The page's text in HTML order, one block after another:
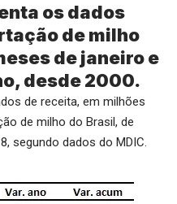
os dados
de milho
de janeiro e
desde 2000.
de receita, em milhões
de milho do Brasil, de
segundo dados do MDIC.